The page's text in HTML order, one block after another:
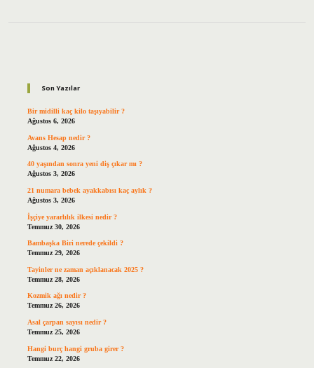
Son Yazılar
Bir midilli kaç kilo taşıyabilir ?
Ağustos 6, 2026
Avans Hesap nedir ?
Ağustos 4, 2026
40 yaşından sonra yeni diş çıkar mı ?
Ağustos 3, 2026
21 numara bebek ayakkabısı kaç aylık ?
Ağustos 3, 2026
İşçiye yararlılık ilkesi nedir ?
Temmuz 30, 2026
Bambaşka Biri nerede çekildi ?
Temmuz 29, 2026
Tayinler ne zaman açıklanacak 2025 ?
Temmuz 28, 2026
Kozmik ağı nedir ?
Temmuz 26, 2026
Asal çarpan sayısı nedir ?
Temmuz 25, 2026
Hangi burç hangi gruba girer ?
Temmuz 22, 2026